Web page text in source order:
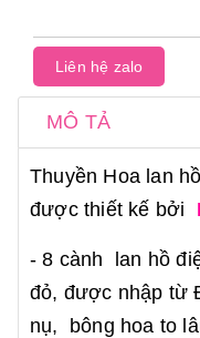
Liên hệ zalo
MÔ TẢ
Thuyền Hoa lan
được thiết kế bởi
- 8 cành lan hồ
đỏ, được nhập từ
nụ, bông hoa to